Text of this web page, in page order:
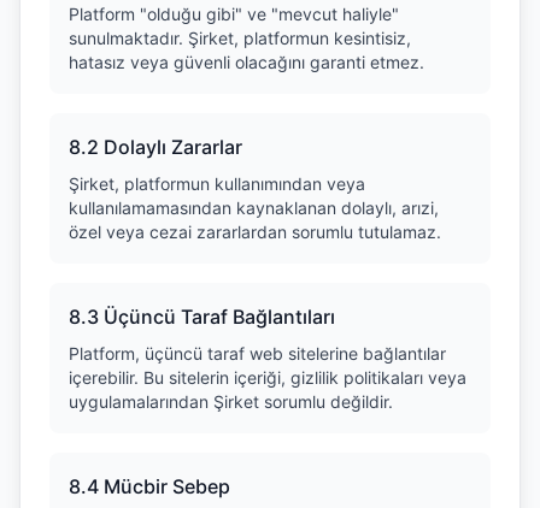
Platform "olduğu gibi" ve "mevcut haliyle"
sunulmaktadır. Şirket, platformun kesintisiz,
hatasız veya güvenli olacağını garanti etmez.
8.2 Dolaylı Zararlar
Şirket, platformun kullanımından veya
kullanılamamasından kaynaklanan dolaylı, arızi,
özel veya cezai zararlardan sorumlu tutulamaz.
8.3 Üçüncü Taraf Bağlantıları
Platform, üçüncü taraf web sitelerine bağlantılar
içerebilir. Bu sitelerin içeriği, gizlilik politikaları veya
uygulamalarından Şirket sorumlu değildir.
8.4 Mücbir Sebep